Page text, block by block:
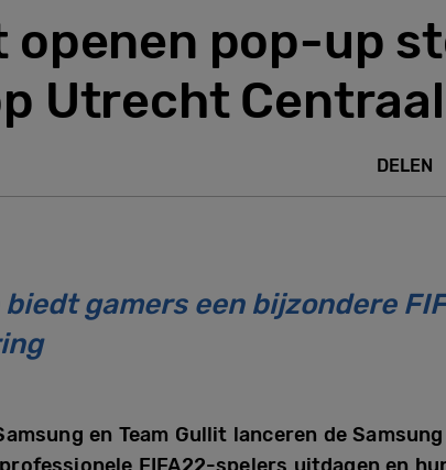
openen pop-up
Utrecht Centraal
DELEN
gamers een bijzondere
en Team Gullit lanceren de